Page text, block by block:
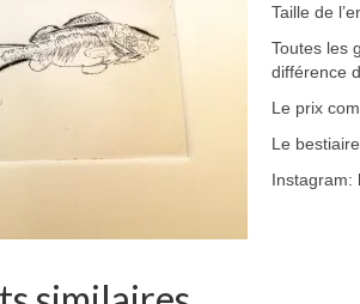
Taille de
Toutes les
différence
Le prix
Le
Instagram: